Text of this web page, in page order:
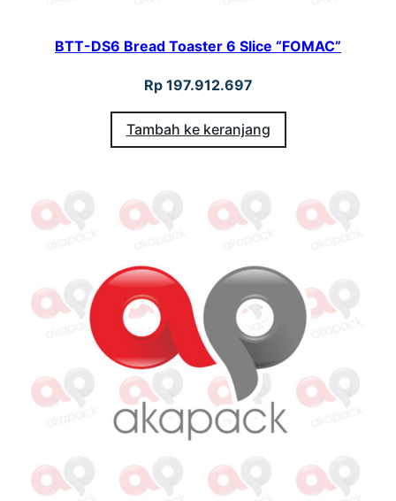
BTT-DS6 Bread Toaster 6 Slice “FOMAC”
Rp197.912.697
Tambah ke keranjang